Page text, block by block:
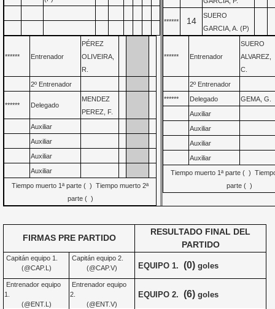
****** Entrenador
PÉREZ
OLIVEIRA,
R.
2º Entrenador
****** Delegado
MENDEZ
PEREZ, F.
Auxiliar
Auxiliar
Auxiliar
Auxiliar
Tiempo muerto 1ª parte ( ) Tiempo muerto 2ª
parte ( )
****** 14
SUERO
GARCIA, A. (P)
****** Entrenador
SUERO
ALVAREZ,
C.
2º Entrenador
******
Delegado
GEMA, G.
Auxiliar
Auxiliar
Auxiliar
Auxiliar
Tiempo muerto 1ª parte ( )
parte ( )
FIRMAS PRE PARTIDO
RESULTADO FINAL DEL
PARTIDO
Capitán equipo 1.
(@CAP.L)
Capitán equipo 2.
(@CAP.V)
EQUIPO 1. (0) goles
Entrenador equipo
1.
(@ENT.L)
Entrenador equipo
2.
(@ENT.V)
EQUIPO 2. (6) goles